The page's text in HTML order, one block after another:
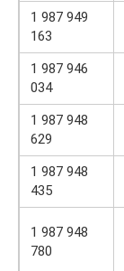
1 987 949
163
1 987 946
034
1 987 948
629
1 987 948
435
1 987 948
780